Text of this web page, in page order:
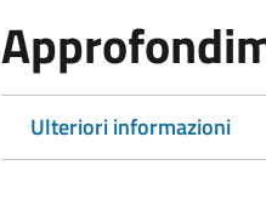
Ulteriori informazioni